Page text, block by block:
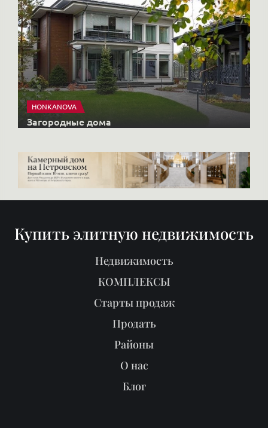
HONKANOVA
Загородные дома
Купить элитную недвижимость
Недвижимость
КОМПЛЕКСЫ
Старты продаж
Продать
Районы
О нас
Блог